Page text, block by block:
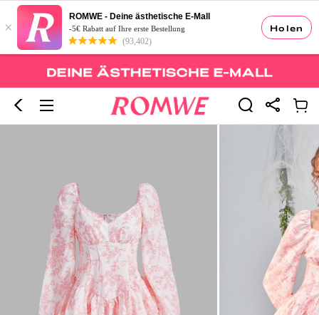
Holen
×
ROMWE - Deine ästhetische E-Mall
-5€ Rabatt auf Ihre erste Bestellung
(93,402)